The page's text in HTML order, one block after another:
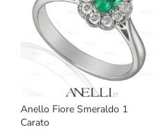
Anello Fiore Smeraldo 1
Carato